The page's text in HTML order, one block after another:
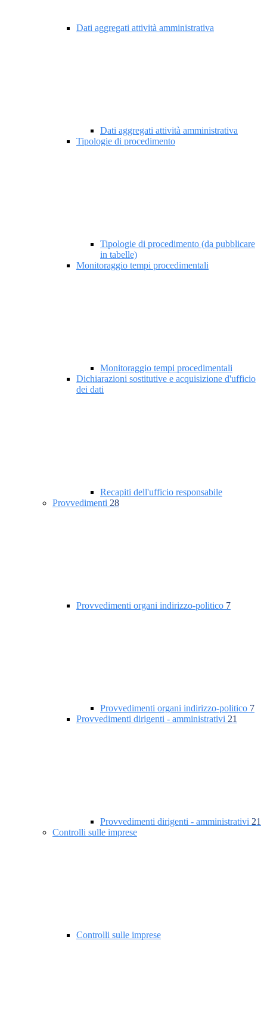
Dati aggregati attività amministrativa
Dati aggregati attività amministrativa
Tipologie di procedimento
Tipologie di procedimento (da pubblicare
in tabelle)
Monitoraggio tempi procedimentali
Monitoraggio tempi procedimentali
Dichiarazioni sostitutive e acquisizione d'ufficio
dei dati
Recapiti dell'ufficio responsabile
Provvedimenti 28
Provvedimenti organi indirizzo-politico 7
Provvedimenti organi indirizzo-politico 7
Provvedimenti dirigenti - amministrativi 21
Provvedimenti dirigenti - amministrativi 21
Controlli sulle imprese
Controlli sulle imprese